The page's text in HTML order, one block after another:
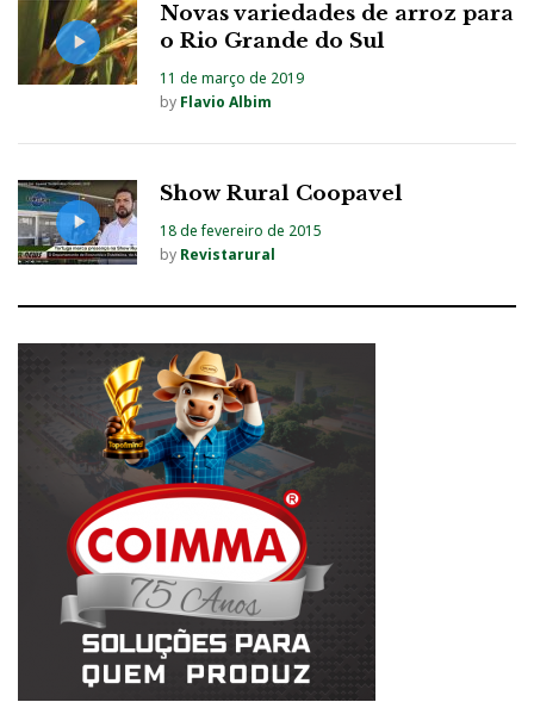
Novas variedades de arroz para
o Rio Grande do Sul
11 de março de 2019
by Flavio Albim
Show Rural Coopavel
18 de fevereiro de 2015
by Revistarural